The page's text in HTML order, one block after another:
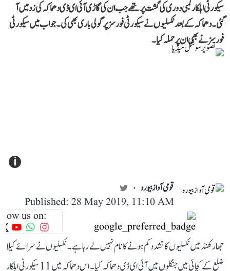
سیکورٹی اہلکار لمبی دوری کی گشت پر تھے جب ان کی گاڑی آئی ای ڈی دھماکہ کی زد میں آ
گئی۔ دھماکہ کے بعد نکسلیوں نے سیکورٹی فورسز پر گولی باری بھی کی۔ جواب میں سیکورٹی
فورسز نے بھی ان پر حملہ کیا۔
i
قومی آواز بیورو
Published: 28 May 2019, 11:10 AM
us on:
جھارکھنڈ میں نکسلیوں کا تشدد کم ہونے کا نام نہیں لے رہا ہے۔ نکسلیوں نے سرائے کیلا
ضلع کے کچائی میں جنگلوں میں آئی ای ڈی دھماکہ کیا۔ اس دھماکہ میں 11 سیکورٹی اہلکار